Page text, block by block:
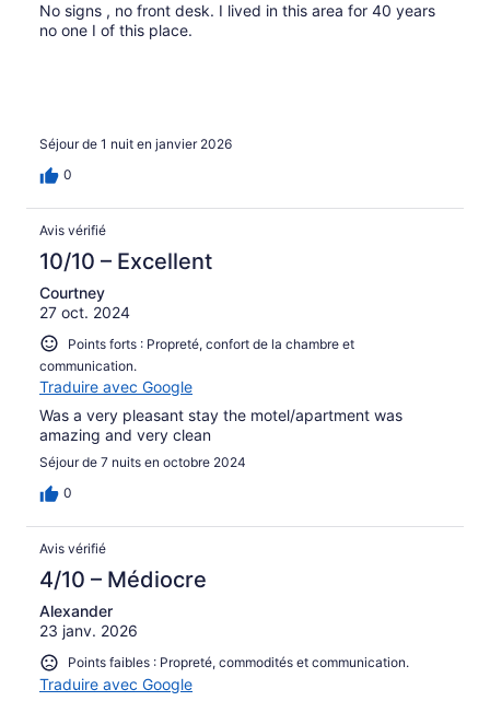
No signs , no front desk. I lived in this area for 40 years
no one I of this place.
Séjour de 1 nuit en janvier 2026
0
Avis vérifié
10/10 – Excellent
Courtney
27 oct. 2024
Points forts : Propreté, confort de la chambre et
communication.
Traduire avec Google
Was a very pleasant stay the motel/apartment was
amazing and very clean
Séjour de 7 nuits en octobre 2024
0
Avis vérifié
4/10 – Médiocre
Alexander
23 janv. 2026
Points faibles : Propreté, commodités et communication.
Traduire avec Google